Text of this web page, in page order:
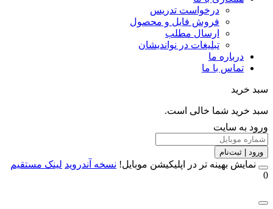
درخواست تدریس
فروش فایل و محصول
ارسال مطلب
تبلیغات در نواندیشان
درباره ما
تماس با ما
خرید شما خالی است.
به سایت
| ثبت‌نام
بهینه تر در اپلیکیشن موبایل!نسخه آندروید لینک مستقیم